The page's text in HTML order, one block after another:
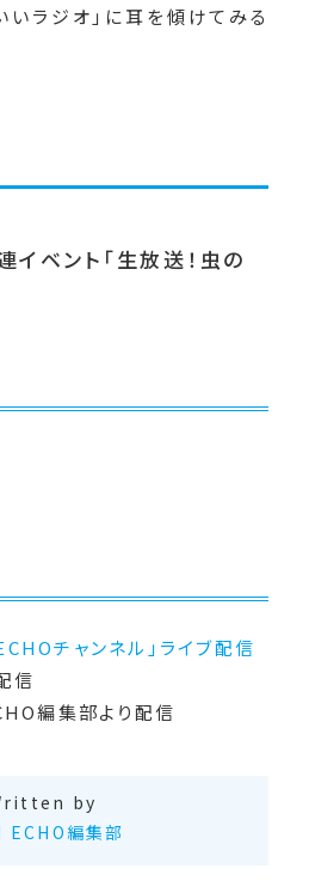
いラジオ」に耳を傾けてみる
イベント「生放送！虫の
チャンネル」ライブ配信
信
編集部より配信
by
ECHO編集部